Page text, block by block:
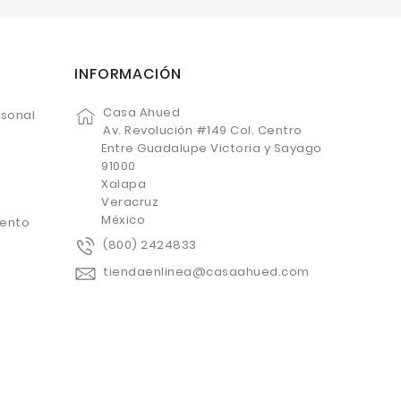
INFORMACIÓN
Casa Ahued
Av. Revolución #149 Col. Centro
Entre Guadalupe Victoria y Sayago
91000
Xalapa
Veracruz
México
(800) 2424833
tiendaenlinea@casaahued.com